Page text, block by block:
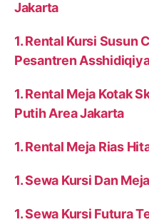
Jakarta
1. Rental Kursi Susun
Pesantren
1. Rental Meja Kotak
Putih Area Jakarta
1. Rental Meja Rias
1. Sewa Kursi Dan
1. Sewa Kursi Futura